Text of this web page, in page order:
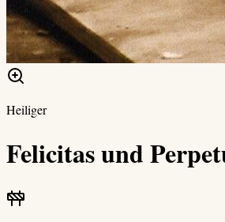
Heiliger
Felicitas und